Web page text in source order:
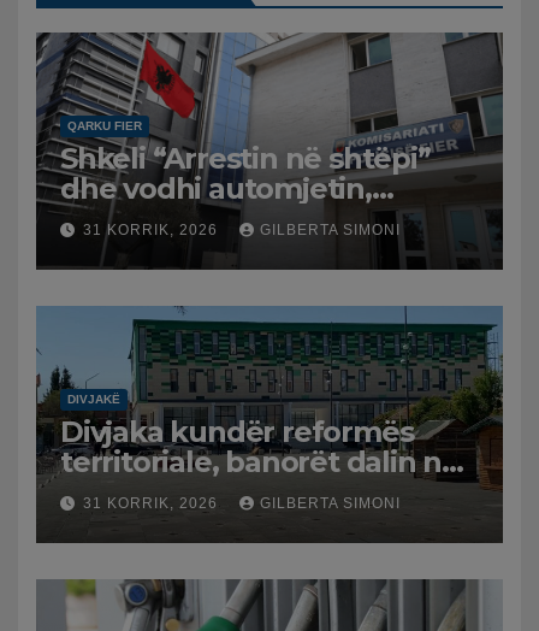
QARKU FIER
Shkeli “Arrestin në shtëpi”
dhe vodhi automjetin,
arrestohet 43-vjeçari
31 KORRIK, 2026 GILBERTA SIMONI
DIVJAKË
Divjaka kundër reformës
territoriale, banorët dalin në
protestë.
31 KORRIK, 2026 GILBERTA SIMONI